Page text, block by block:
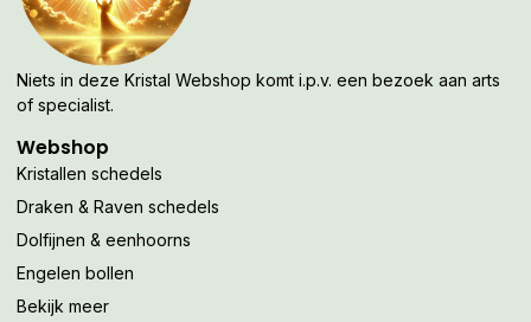
Niets in deze Kristal Webshop komt i.p.v. een bezoek aan arts
of specialist.
Webshop
Kristallen schedels
Draken & Raven schedels
Dolfijnen & eenhoorns
Engelen bollen
Bekijk meer